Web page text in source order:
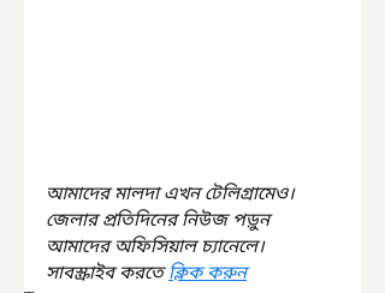
আমাদের মালদা এখন টেলিগ্রামেও।
জেলার প্রতিদিনের নিউজ পড়ুন
আমাদের অফিসিয়াল চ্যানেলে।
সাবস্ক্রাইব করতে ক্লিক করুন